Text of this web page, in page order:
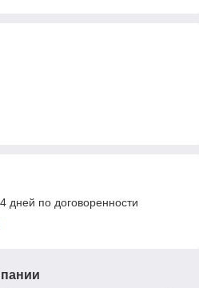
дней по договоренности